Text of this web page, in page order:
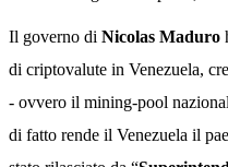
Il governo di Nicolas Maduro
di criptovalute in Venezuela,
- ovvero il mining-pool
di fatto rende il Venezuela il